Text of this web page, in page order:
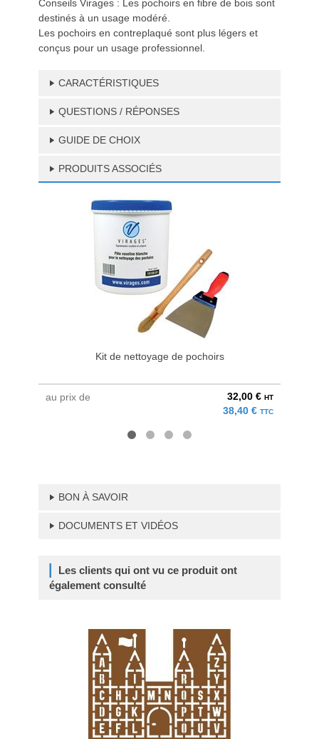
Conseils Virages : Les pochoirs en fibre de bois sont
destinés à un usage modéré.
Les pochoirs en contreplaqué sont plus légers et
conçus pour un usage professionnel.
CARACTÉRISTIQUES
QUESTIONS / RÉPONSES
GUIDE DE CHOIX
PRODUITS ASSOCIÉS
Kit de nettoyage de pochoirs
au prix de 32,00 € HT
38,40 € TTC
BON À SAVOIR
DOCUMENTS ET VIDÉOS
Les clients qui ont vu ce produit ont
également consulté